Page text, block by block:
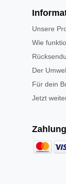
Unsere
Wie
Der
Für dein
Jetzt